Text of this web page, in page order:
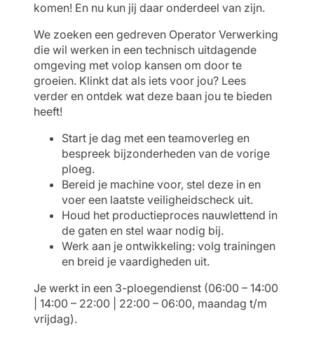
komen! En nu kun jij daar onderdeel van zijn.
We zoeken een gedreven Operator Verwerking
die wil werken in een technisch uitdagende
omgeving met volop kansen om door te
groeien. Klinkt dat als iets voor jou? Lees
verder en ontdek wat deze baan jou te bieden
heeft!
Start je dag met een teamoverleg en
bespreek bijzonderheden van de vorige
ploeg.
Bereid je machine voor, stel deze in en
voer een laatste veiligheidscheck uit.
Houd het productieproces nauwlettend in
de gaten en stel waar nodig bij.
Werk aan je ontwikkeling: volg trainingen
en breid je vaardigheden uit.
Je werkt in een 3-ploegendienst (06:00 – 14:00
| 14:00 – 22:00 | 22:00 – 06:00, maandag t/m
vrijdag).